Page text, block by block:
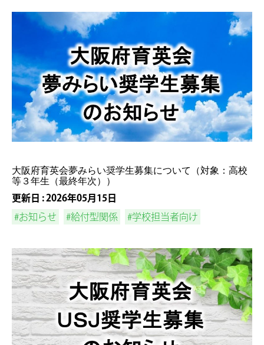
大阪府育英会夢みらい奨学生募集について（対象：高校
等３年生（最終年次））
更新日 : 2026年05月15日
#お知らせ
#給付型関係 #学校担当者向け